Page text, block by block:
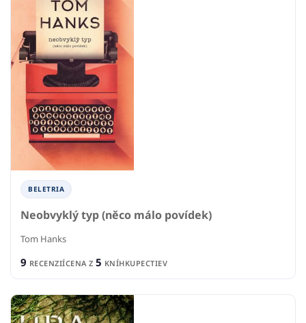
BELETRIA
Neobvyklý typ (něco málo povídek)
Tom Hanks
9 RECENZIÍCENA Z 5 KNÍHKUPECTIEV